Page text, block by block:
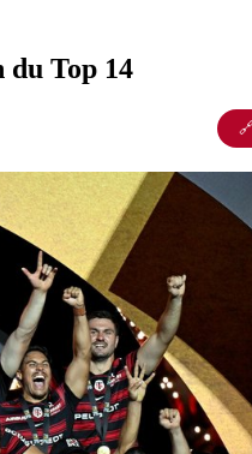
du Top 14